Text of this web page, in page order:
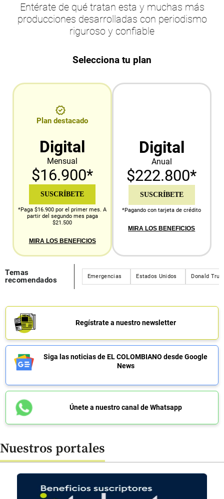
Entérate de qué tratan esta y muchas más
producciones desarrolladas con periodismo
riguroso y confiable
Selecciona tu plan
Plan destacado
Digital
Mensual
$16.900*
SUSCRÍBETE
*Paga $16.900 por el primer mes. A
partir del segundo mes paga
$21.500
MIRA LOS BENEFICIOS
Digital
Anual
$222.800*
SUSCRÍBETE
*Pagando con tarjeta de crédito
MIRA LOS BENEFICIOS
Temas
recomendados
Emergencias Estados Unidos Donald
Regístrate a nuestro newsletter
Siga las noticias de EL COLOMBIANO desde Google
News
Únete a nuestro canal de Whatsapp
Nuestros portales